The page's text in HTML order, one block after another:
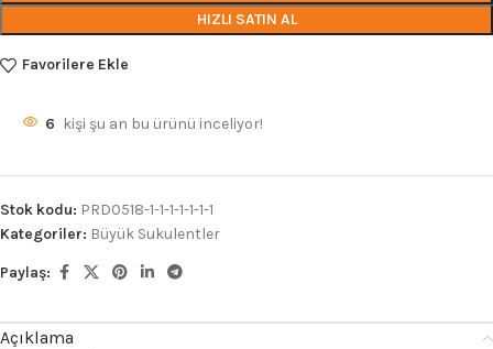
HIZLI SATIN AL
Favorilere Ekle
6 kişi şu an bu ürünü inceliyor!
Stok kodu: PRD0518-1-1-1-1-1-1-1
Kategoriler: Büyük Sukulentler
Paylaş:
Açıklama